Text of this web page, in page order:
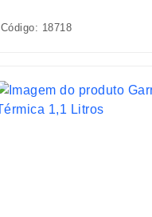
Código: 18718